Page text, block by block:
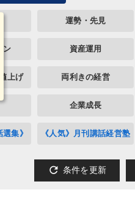
運勢・先見
ン 資産運用
上げ 両利きの経営
企業成長
集》 《人気》月刊講話経営塾
refresh 条件を更新